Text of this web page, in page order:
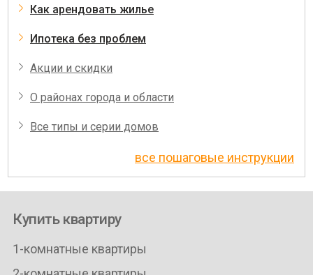
Как арендовать жилье
Ипотека без проблем
Акции и скидки
О районах города и области
Все типы и серии домов
все пошаговые инструкции
Купить квартиру
1-комнатные квартиры